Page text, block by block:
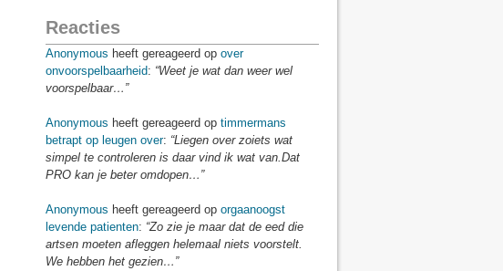
Reacties
Anonymous heeft gereageerd op over
onvoorspelbaarheid: “Weet je wat dan weer wel
voorspelbaar…”
Anonymous heeft gereageerd op timmermans
betrapt op leugen over: “Liegen over zoiets wat
simpel te controleren is daar vind ik wat van.Dat
PRO kan je beter omdopen…”
Anonymous heeft gereageerd op orgaanoogst
levende patienten: “Zo zie je maar dat de eed die
artsen moeten afleggen helemaal niets voorstelt.
We hebben het gezien…”